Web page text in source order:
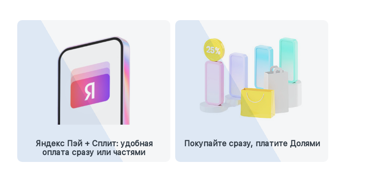
Яндекс Пэй + Сплит: удобная
оплата сразу или частями
Покупайте сразу, платите Долями